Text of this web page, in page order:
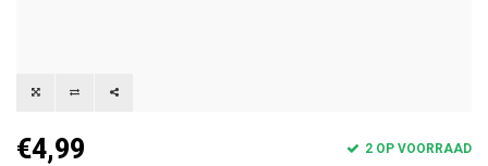
€4,99 2 OP VOORRAAD